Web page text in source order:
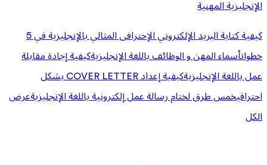
الإنجليزية المهنية
كيفية كتابة البريد الإلكتروني الإحترافى المثالي بالإنجليزية في 5
خطواتأسماء المهن و الوظائف باللغة الإنجليزيةكيفية إجادة مقابلة
عمل باللغة الإنجليزية
كيفية إعداد COVER LETTER بشكل
احترافيخمس طرق لختام رسالة عمل إلكترونية باللغة الإنجليزيةعرض
الكل